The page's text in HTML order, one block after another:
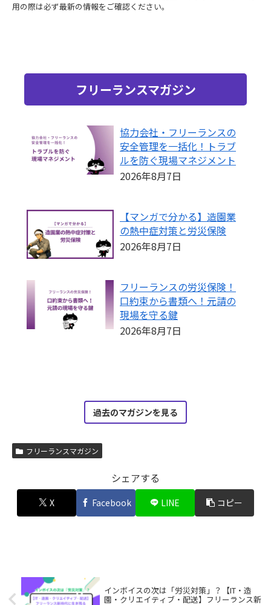
用の際は必ず最新の情報をご確認ください。
フリーランスマガジン
協力会社・フリーランスの
安全管理を一括化！トラブ
ルを防ぐ現場マネジメント
2026年8月7日
【マンガで分かる】造園業
の熱中症対策と労災保険
2026年8月7日
フリーランスの労災保険！
口約束から書類へ！元請の
現場を守る鍵
2026年8月7日
過去のマガジンを見る
フリーランスマガジン
シェアする
X Facebook LINE コピー
インボイスの次は「労災対策」？【IT・造
園・クリエイティブ・配送】フリーランス新